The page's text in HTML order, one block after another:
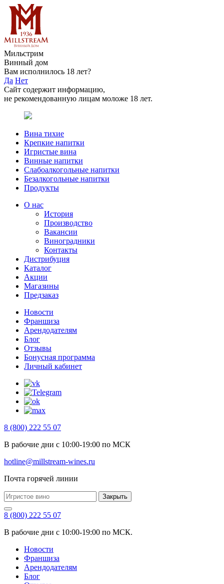
Мильстрим
Винный дом
Вам исполнилось 18 лет?
Да Нет
Сайт содержит информацию,
не рекомендованную лицам моложе 18 лет.
Вина тихие
Крепкие напитки
Игристые вина
Винные напитки
Слабоалкогольные напитки
Безалкогольные напитки
Продукты
О нас
История
Производство
Вакансии
Виноградники
Контакты
Дистрибуция
Каталог
Акции
Магазины
Предзаказ
Новости
Франшиза
Арендодателям
Блог
Отзывы
Бонусная программа
Личный кабинет
8 (800) 222 55 07
В рабочие дни с 10:00-19:00 по МСК
hotline@millstream-wines.ru
Почта горячей линии
Закрыть
8 (800) 222 55 07
В рабочие дни с 10:00-19:00 по МСК.
Новости
Франшиза
Арендодателям
Блог